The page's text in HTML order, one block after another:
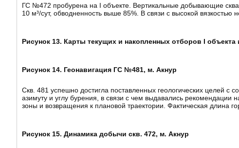
ГС №472 пробурена на I объекте. Вертикальные добывающие
10 м³/сут, обводненность выше 85%. В связи с высокой
Рисунок 13. Карты текущих и накопленных отборов I
Рисунок 14. Геонавигация ГС №481, м. Акнур
Скв. 481 успешно достигла поставленных геологических целей с
азимуту и углу бурения, в связи с чем выдавались рекомендации
зоны и возвращения к плановой траектории. Фактическая длина
Рисунок 15. Динамика добычи скв. 472, м. Акнур